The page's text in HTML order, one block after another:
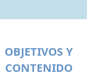
OBJETIVOS Y
CONTENIDO